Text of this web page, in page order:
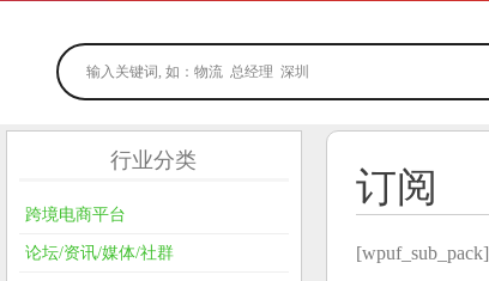
订阅
[wpuf_sub_pack]
行业分类
跨境电商平台
论坛/资讯/媒体/社群